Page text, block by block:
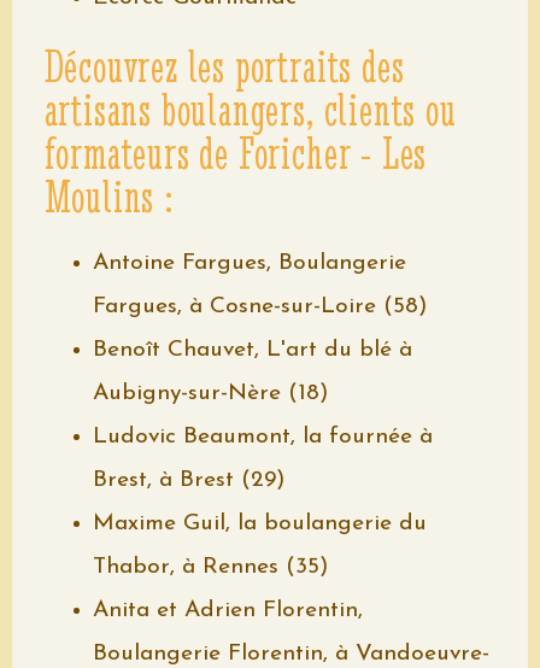
Découvrez les portraits des
artisans boulangers, clients ou
formateurs de Foricher - Les
Moulins :
Antoine Fargues, Boulangerie
Fargues, à Cosne-sur-Loire (58)
Benoît Chauvet, L'art du blé à
Aubigny-sur-Nère (18)
Ludovic Beaumont, la fournée à
Brest, à Brest (29)
Maxime Guil, la boulangerie du
Thabor, à Rennes (35)
Anita et Adrien Florentin,
Boulangerie Florentin, à Vandoeuvre-